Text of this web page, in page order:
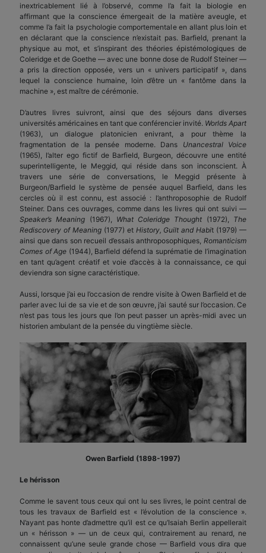
inextricablement lié à l’observé, comme l’a fait la biologie en
affirmant que la conscience émergeait de la matière aveugle, et
comme l’a fait la psychologie comportementale en allant plus loin et
en déclarant que la conscience n’existait pas. Barfield, prenant la
physique au mot, et s’inspirant des théories épistémologiques de
Coleridge et de Goethe — avec une bonne dose de Rudolf Steiner —
a pris la direction opposée, vers un « univers participatif », dans
lequel la conscience humaine, loin d’être un « fantôme dans la
machine », est maître de cérémonie.
D’autres livres suivront, ainsi que des séjours dans diverses
universités américaines en tant que conférencier invité. Worlds Apart
(1963), un dialogue platonicien enivrant, a pour thème la
fragmentation de la pensée moderne. Dans Unancestral Voice
(1965), l’alter ego fictif de Barfield, Burgeon, découvre une entité
superintelligente, le Meggid, qui réside dans son inconscient. À
travers une série de conversations, le Meggid présente à
Burgeon/Barfield le système de pensée auquel Barfield, dans les
cercles où il est connu, est associé : l’anthroposophie de Rudolf
Steiner. Dans ces ouvrages, comme dans les livres qui ont suivi —
Speaker’s Meaning (1967), What Coleridge Thought (1972), The
Rediscovery of Meaning(1977) et History, Guilt and Habit (1979) —
ainsi que dans son recueil d’essais anthroposophiques, Romanticism
Comes of Age (1944), Barfield défend la suprématie de l’imagination
en tant qu’agent créatif et voie d’accès à la connaissance, ce qui
deviendra son signe caractéristique.
Aussi, lorsque j’ai eu l’occasion de rendre visite à Owen Barfield et de
parler avec lui de sa vie et de son œuvre, j’ai sauté sur l’occasion. Ce
n’est pas tous les jours que l’on peut passer un après-midi avec un
historien ambulant de la pensée du vingtième siècle.
Owen Barfield (1898-1997)
Le hérisson
Comme le savent tous ceux qui ont lu ses livres, le point central de
tous les travaux de Barfield est « l’évolution de la conscience ».
N’ayant pas honte d’admettre qu’il est ce qu’Isaiah Berlin appellerait
un « hérisson » — un de ceux qui, contrairement au renard, ne
connaissent qu’une seule grande chose — Barfield vous dira que